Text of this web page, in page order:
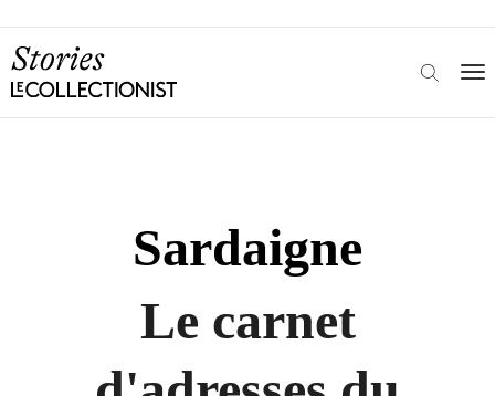
Sardaigne
Le carnet